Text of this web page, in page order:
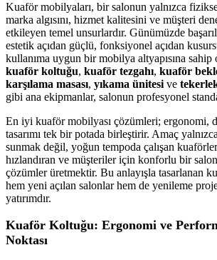
Kuaför mobilyaları, bir salonun yalnızca
marka algısını, hizmet kalitesini ve müşteri
etkileyen temel unsurlardır. Günümüzde
estetik açıdan güçlü, fonksiyonel açıdan
kullanıma uygun bir mobilya altyapısına sahip
kuaför koltuğu, kuaför tezgahı, kuaför
karşılama masası, yıkama ünitesive
gibi ana ekipmanlar, salonun profesyonel
En iyi kuaför mobilyası çözümleri; ergonomi,
tasarımı tek bir potada birleştirir. Amaç
sunmak değil, yoğun tempoda çalışan kuaförler
hızlandıran ve müşteriler için konforlu bir
çözümler üretmektir. Bu anlayışla tasarlanan
hem yeni açılan salonlar hem de yenileme
yatırımdır.
Kuaför Koltuğu: Ergonomi ve
Noktası